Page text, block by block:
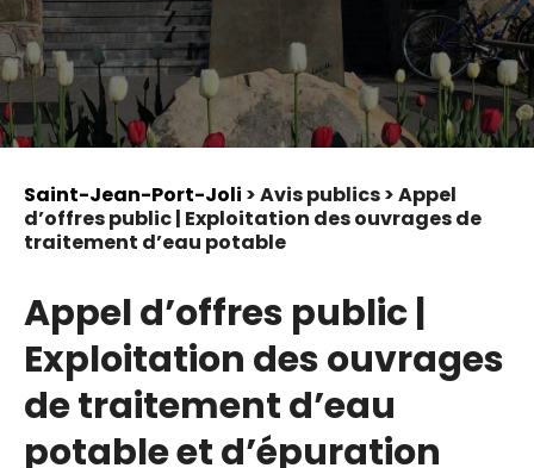
Saint-Jean-Port-Joli > Avis publics > Appel
d’offres public | Exploitation des ouvrages de
traitement d’eau potable
Appel d’offres public |
Exploitation des ouvrages
de traitement d’eau
potable et d’épuration